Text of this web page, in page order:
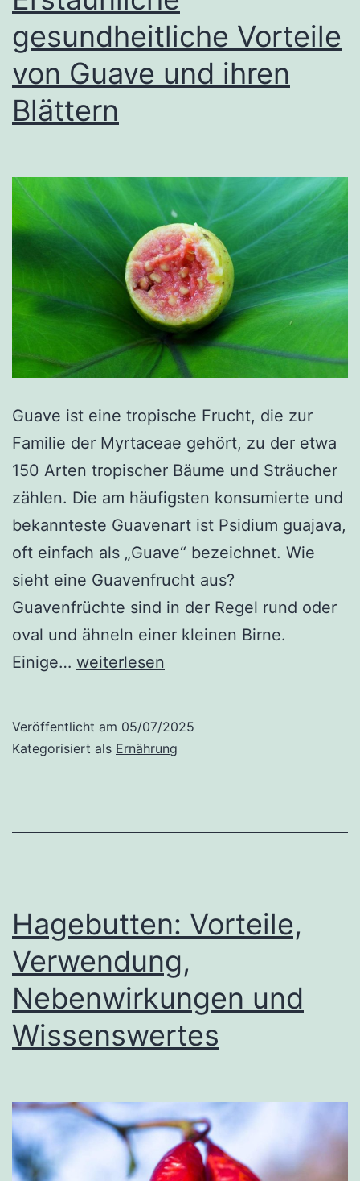
gesundheitliche Vorteile
von Guave und ihren
Blättern
Guave ist eine tropische Frucht, die zur
Familie der Myrtaceae gehört, zu der etwa
150 Arten tropischer Bäume und Sträucher
zählen. Die am häufigsten konsumierte und
bekannteste Guavenart ist Psidium guajava,
oft einfach als „Guave“ bezeichnet. Wie
sieht eine Guavenfrucht aus?
Guavenfrüchte sind in der Regel rund oder
oval und ähneln einer kleinen Birne.
Einige… Erstaunliche
von
weiterlesen
Veröffentlicht am 05/07/2025
Kategorisiert als Ernährung
Hagebutten: Vorteile,
Verwendung,
Nebenwirkungen und
Wissenswertes